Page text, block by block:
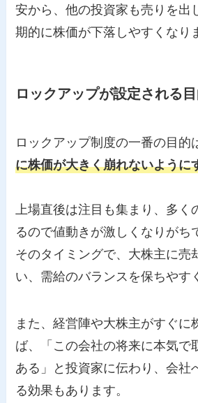
安から、他の投資家も売りを出
期的に株価が下落しやすくなり
ロックアップが設定される
ロックアップ制度の一番の目的
に株価が大きく崩れないように
上場直後は注目も集まり、多く
るので値動きが激しくなりがち
そのタイミングで、大株主に売
い、需給のバランスを保ちやす
また、経営陣や大株主がすぐに
ば、「この会社の将来に本気で
ある」と投資家に伝わり、会社
る効果もあります。